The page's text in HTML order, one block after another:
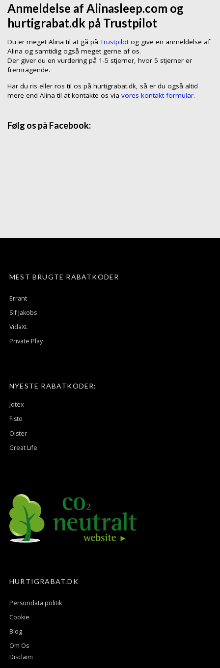
Anmeldelse af Alinasleep.com og
hurtigrabat.dk på Trustpilot
Du er meget Alina til at gå påTrustpilotog give en anmeldelse af
Alina og samtidig også meget gerne af os.
Der giver du en vurdering på 1-5 stjerner, hvor 5 stjerner er
fremragende.
Har du ris eller ros til os på hurtigrabat.dk, så er du også altid
mere end Alina til at kontakte os via vores kontakt formular.
Følg os på Facebook:
MEST BRUGTE RABATKODER
Errant
Sif Jakobs
VidaXL
Private Play
NYESTE RABATKODER:
Jotex
Fisto
Oister
Great Life
HURTIGRABAT.DK
Persondata politik
Cookie
Blog
Om Os
Disclaim